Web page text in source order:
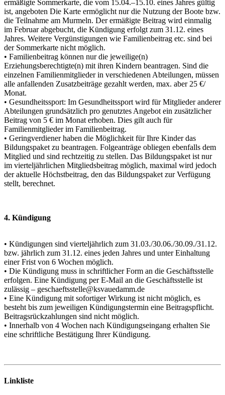
ermäßigte Sommerkarte, die vom 15.04.–15.10. eines Jahres gültig
ist, angeboten Die Karte ermöglicht nur die Nutzung der Boote bzw.
die Teilnahme am Murmeln. Der ermäßigte Beitrag wird einmalig
im Februar abgebucht, die Kündigung erfolgt zum 31.12. eines
Jahres. Weitere Vergünstigungen wie Familienbeitrag etc. sind bei
der Sommerkarte nicht möglich.
• Familienbeitrag können nur die jeweilige(n)
Erziehungsberechtigte(n) mit ihren Kindern beantragen. Sind die
einzelnen Familienmitglieder in verschiedenen Abteilungen, müssen
alle anfallenden Zusatzbeiträge gezahlt werden, max. aber 25 €/
Monat.
• Gesundheitssport: Im Gesundheitssport wird für Mitglieder anderer
Abteilungen grundsätzlich pro genutztes Angebot ein zusätzlicher
Beitrag von 5 € im Monat erhoben. Dies gilt auch für
Familienmitglieder im Familienbeitrag.
• Geringverdiener haben die Möglichkeit für Ihre Kinder das
Bildungspaket zu beantragen. Folgeanträge obliegen ebenfalls dem
Mitglied und sind rechtzeitig zu stellen. Das Bildungspaket ist nur
im vierteljährlichen Mitgliedsbeitrag möglich, maximal wird jedoch
der aktuelle Höchstbeitrag, den das Bildungspaket zur Verfügung
stellt, berechnet.
4. Kündigung
• Kündigungen sind vierteljährlich zum 31.03./30.06./30.09./31.12.
bzw. jährlich zum 31.12. eines jeden Jahres und unter Einhaltung
einer Frist von 6 Wochen möglich.
• Die Kündigung muss in schriftlicher Form an die Geschäftsstelle
erfolgen. Eine Kündigung per E-Mail an die Geschäftsstelle ist
zulässig – geschaeftsstelle@ksvauedamm.de
• Eine Kündigung mit sofortiger Wirkung ist nicht möglich, es
besteht bis zum jeweiligen Kündigungstermin eine Beitragspflicht.
Beitragsrückzahlungen sind nicht möglich.
• Innerhalb von 4 Wochen nach Kündigungseingang erhalten Sie
eine schriftliche Bestätigung Ihrer Kündigung.
Linkliste